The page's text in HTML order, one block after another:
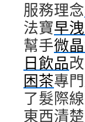
服務理念
法寶早
幫手微
日飲品
困茶專
了髮際
東西清